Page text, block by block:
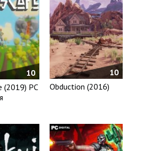
10
(2019) PC
10
Obduction (2016)